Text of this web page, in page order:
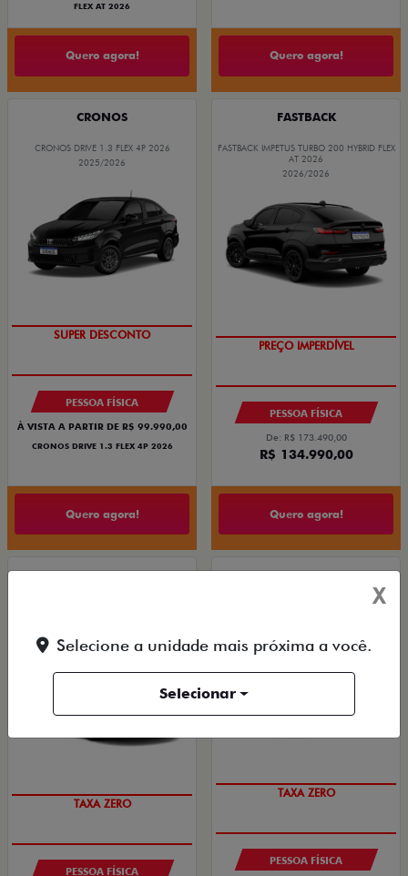
FLEX AT 2026
Quero agora! Quero agora!
CRONOS
CRONOS DRIVE 1.3 FLEX 4P 2026
2025/2026
SUPER DESCONTO
PESSOA FÍSICA
À VISTA A PARTIR DE R$ 99.990,00
CRONOS DRIVE 1.3 FLEX 4P 2026
Quero agora!
FASTBACK
FASTBACK IMPETUS TURBO 200 HYBRID FLEX
AT 2026
2026/2026
PREÇO IMPERDÍVEL
PESSOA FÍSICA
De: R$ 173.490,00
R$ 134.990,00
Quero agora!
FASTBACK ABARTH
TAXA ZERO
PESSOA FÍSICA
PULSE ABARTH
PULSE ABARTH TURBO 270 FLEX AT 4P 2026
TAXA ZERO
PESSOA FÍSICA
X
Selecione a unidade mais próxima a você.
Selecionar